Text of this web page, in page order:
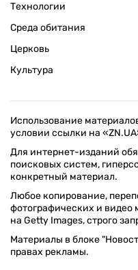
Технологии
Среда обитания
Церковь
Культура
Использование
условии ссылки на
Для интернет-изданий
поисковых систем,
конкретный материал.
Любое копирование,
фотографических и
на Getty Images, строго
Материалы в блоке
правах рекламы.